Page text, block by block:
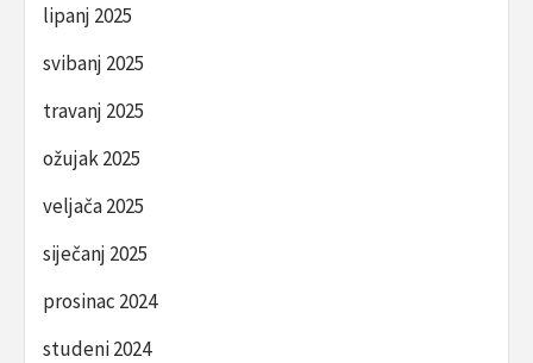
lipanj 2025
svibanj 2025
travanj 2025
ožujak 2025
veljača 2025
siječanj 2025
prosinac 2024
studeni 2024